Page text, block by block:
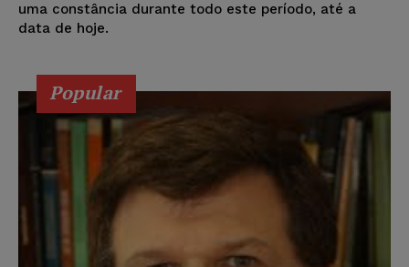
uma constância durante todo este período, até a
data de hoje.
Popular